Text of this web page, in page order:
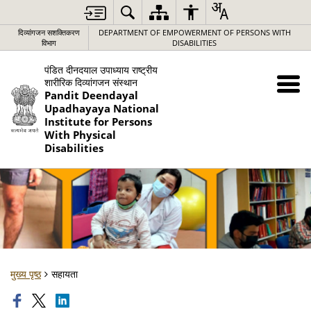
दिव्यांगजन सशक्तिकरण
विभाग
DEPARTMENT OF EMPOWERMENT OF PERSONS WITH
DISABILITIES
पंडित दीनदयाल उपाध्याय राष्ट्रीय
शारीरिक दिव्यांगजन संस्थान
Pandit Deendayal
Upadhayaya National
Institute for Persons
With Physical
Disabilities
मुख्य पृष्ठ सहायता